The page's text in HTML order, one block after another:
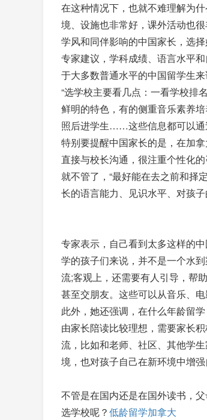
在这种情况下，也就不难理解为
境、设施也非常好，课外活动也
学风和同伴影响的中国家长，选择
专家建议，学科成绩、语言水平
于大多数普通水平的中国留学生
“选学校主要看几点：一看学校排
鲜明的特色，有的侧重音乐素养
照后进学生……这些信息都可以通
特别要提醒中国家长的是，在加
直接与校长沟通，很注重个性化
就不管了，“最好能在去之前和择
长的语言能力、见识水平、对孩
专家表示，自己看到太多这样的
学的孩子们来说，并不是一个水
流;客观上，还需要有人引导，帮
甚至交朋友。这些可以从音乐、
此外，她还强调，在什么年龄留
由家长陪读比较理想，需要家长
流，比如和老师、社区、其他学
境，也对孩子自己在新环境中增
不管是在国内还是在国外读书，
选学校呢？低龄留学加拿大